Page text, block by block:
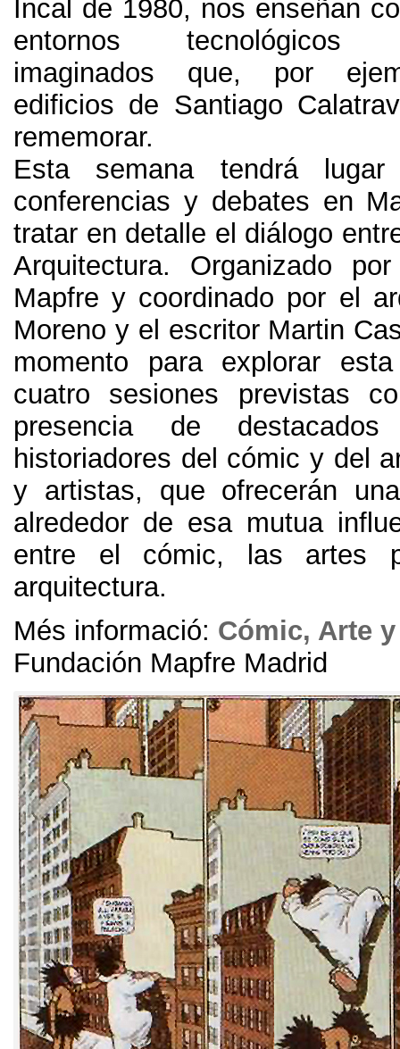
Incal de 1980, nos enseñan
entornos tecnológicos
imaginados que, por
edificios de Santiago
rememorar.
Esta semana tendrá
conferencias y debates en
tratar en detalle el diálogo
Arquitectura. Organizado
Mapfre y coordinado por el
Moreno y el escritor Martin
momento para explorar
cuatro sesiones previstas
presencia de destacados
historiadores del cómic y del
y artistas, que ofrecerán
alrededor de esa mutua
entre el cómic,
las artes
arquitectura.
Més informació: Cómic, Arte
Fundación Mapfre Madrid